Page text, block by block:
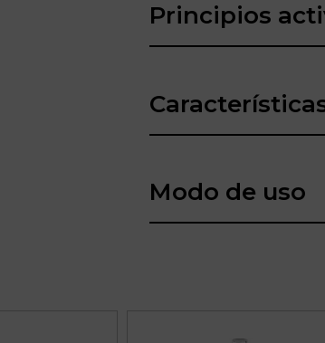
Principios
Modo de uso